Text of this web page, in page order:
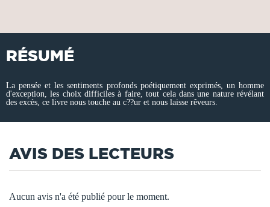
RÉSUMÉ
La pensée et les sentiments profonds poétiquement exprimés, un homme
d'exception, les choix difficiles à faire, tout cela dans une nature révélant
des excès, ce livre nous touche au c??ur et nous laisse rêveurs.
AVIS DES LECTEURS
Aucun avis n'a été publié pour le moment.